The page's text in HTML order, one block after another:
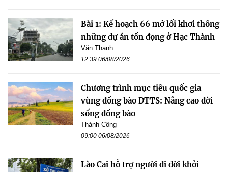
Bài 1: Kế hoạch 66 mở lối khơi thông
những dự án tồn đọng ở Hạc Thành
Văn Thanh
12:39 06/08/2026
Chương trình mục tiêu quốc gia
vùng đồng bào DTTS: Nâng cao đời
sống đồng bào
Thành Công
09:00 06/08/2026
Lào Cai hỗ trợ người di dời khỏi